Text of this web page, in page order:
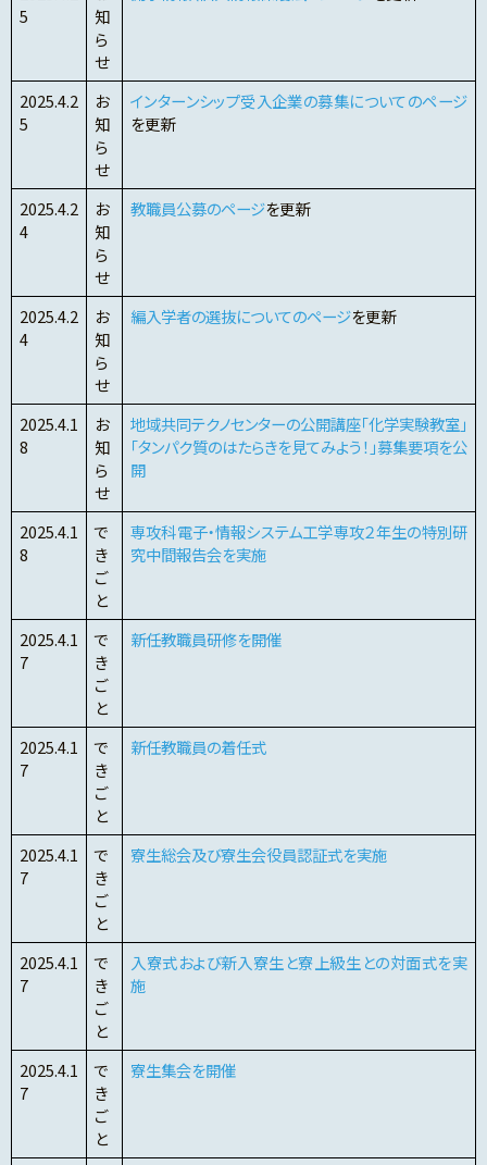
5
知
ら
せ
2025.4.2
5
お
知
ら
せ
インターンシップ受入企業の募集についてのページ
を更新
2025.4.2
4
お
知
ら
せ
教職員公募のページを更新
2025.4.2
4
お
知
ら
せ
編入学者の選抜についてのページを更新
2025.4.1
8
お
知
ら
せ
地域共同テクノセンターの公開講座「化学実験教室」
「タンパク質のはたらきを見てみよう！」募集要項を公
開
2025.4.1
8
で
き
ご
と
専攻科電子・情報システム工学専攻２年生の特別研
究中間報告会を実施
2025.4.1
7
で
き
ご
と
新任教職員研修を開催
2025.4.1
7
で
き
ご
と
新任教職員の着任式
2025.4.1
7
で
き
ご
と
寮生総会及び寮生会役員認証式を実施
2025.4.1
7
で
き
ご
と
入寮式および新入寮生と寮上級生との対面式を実
施
2025.4.1
7
で
き
ご
と
寮生集会を開催